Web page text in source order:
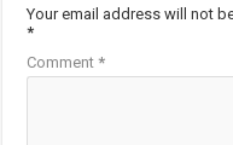
Your email address will not
*
Comment*